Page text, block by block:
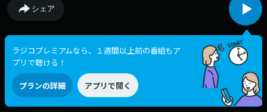
シェア
ラジコプレミアムなら、１週間以上前の番組もア
プリで聴ける！
プランの詳細 アプリで開く